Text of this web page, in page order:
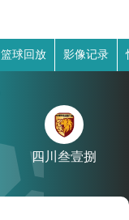
篮球回放 影像记录
四川叁壹捌